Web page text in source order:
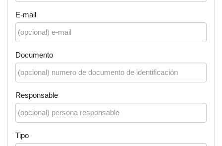
E-mail
Documento
Responsable
Tipo